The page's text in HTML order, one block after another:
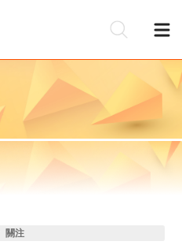
關注